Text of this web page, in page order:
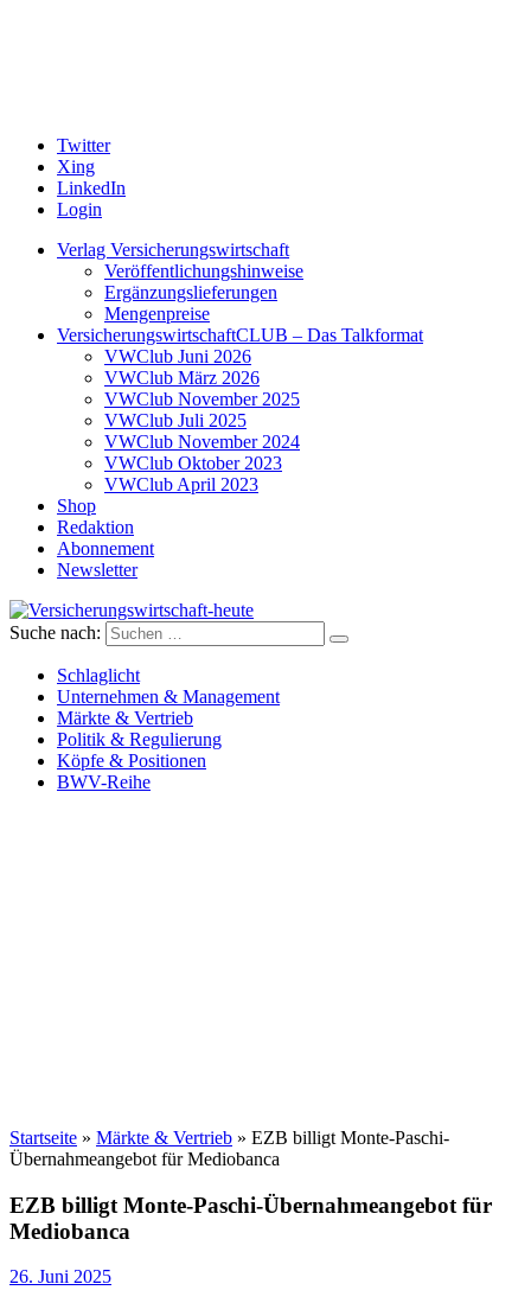
Twitter
Xing
LinkedIn
Login
Verlag Versicherungswirtschaft
Veröffentlichungshinweise
Ergänzungslieferungen
Mengenpreise
VersicherungswirtschaftCLUB – Das Talkformat
VWClub Juni 2026
VWClub März 2026
VWClub November 2025
VWClub Juli 2025
VWClub November 2024
VWClub Oktober 2023
VWClub April 2023
Shop
Redaktion
Abonnement
Newsletter
Versicherungswirtschaft-heute
Suche nach:
Schlaglicht
Unternehmen & Management
Märkte & Vertrieb
Politik & Regulierung
Köpfe & Positionen
BWV-Reihe
Startseite » Märkte & Vertrieb » EZB billigt Monte-Paschi-
Übernahmeangebot für Mediobanca
EZB billigt Monte-Paschi-Übernahmeangebot für
Mediobanca
26. Juni 2025